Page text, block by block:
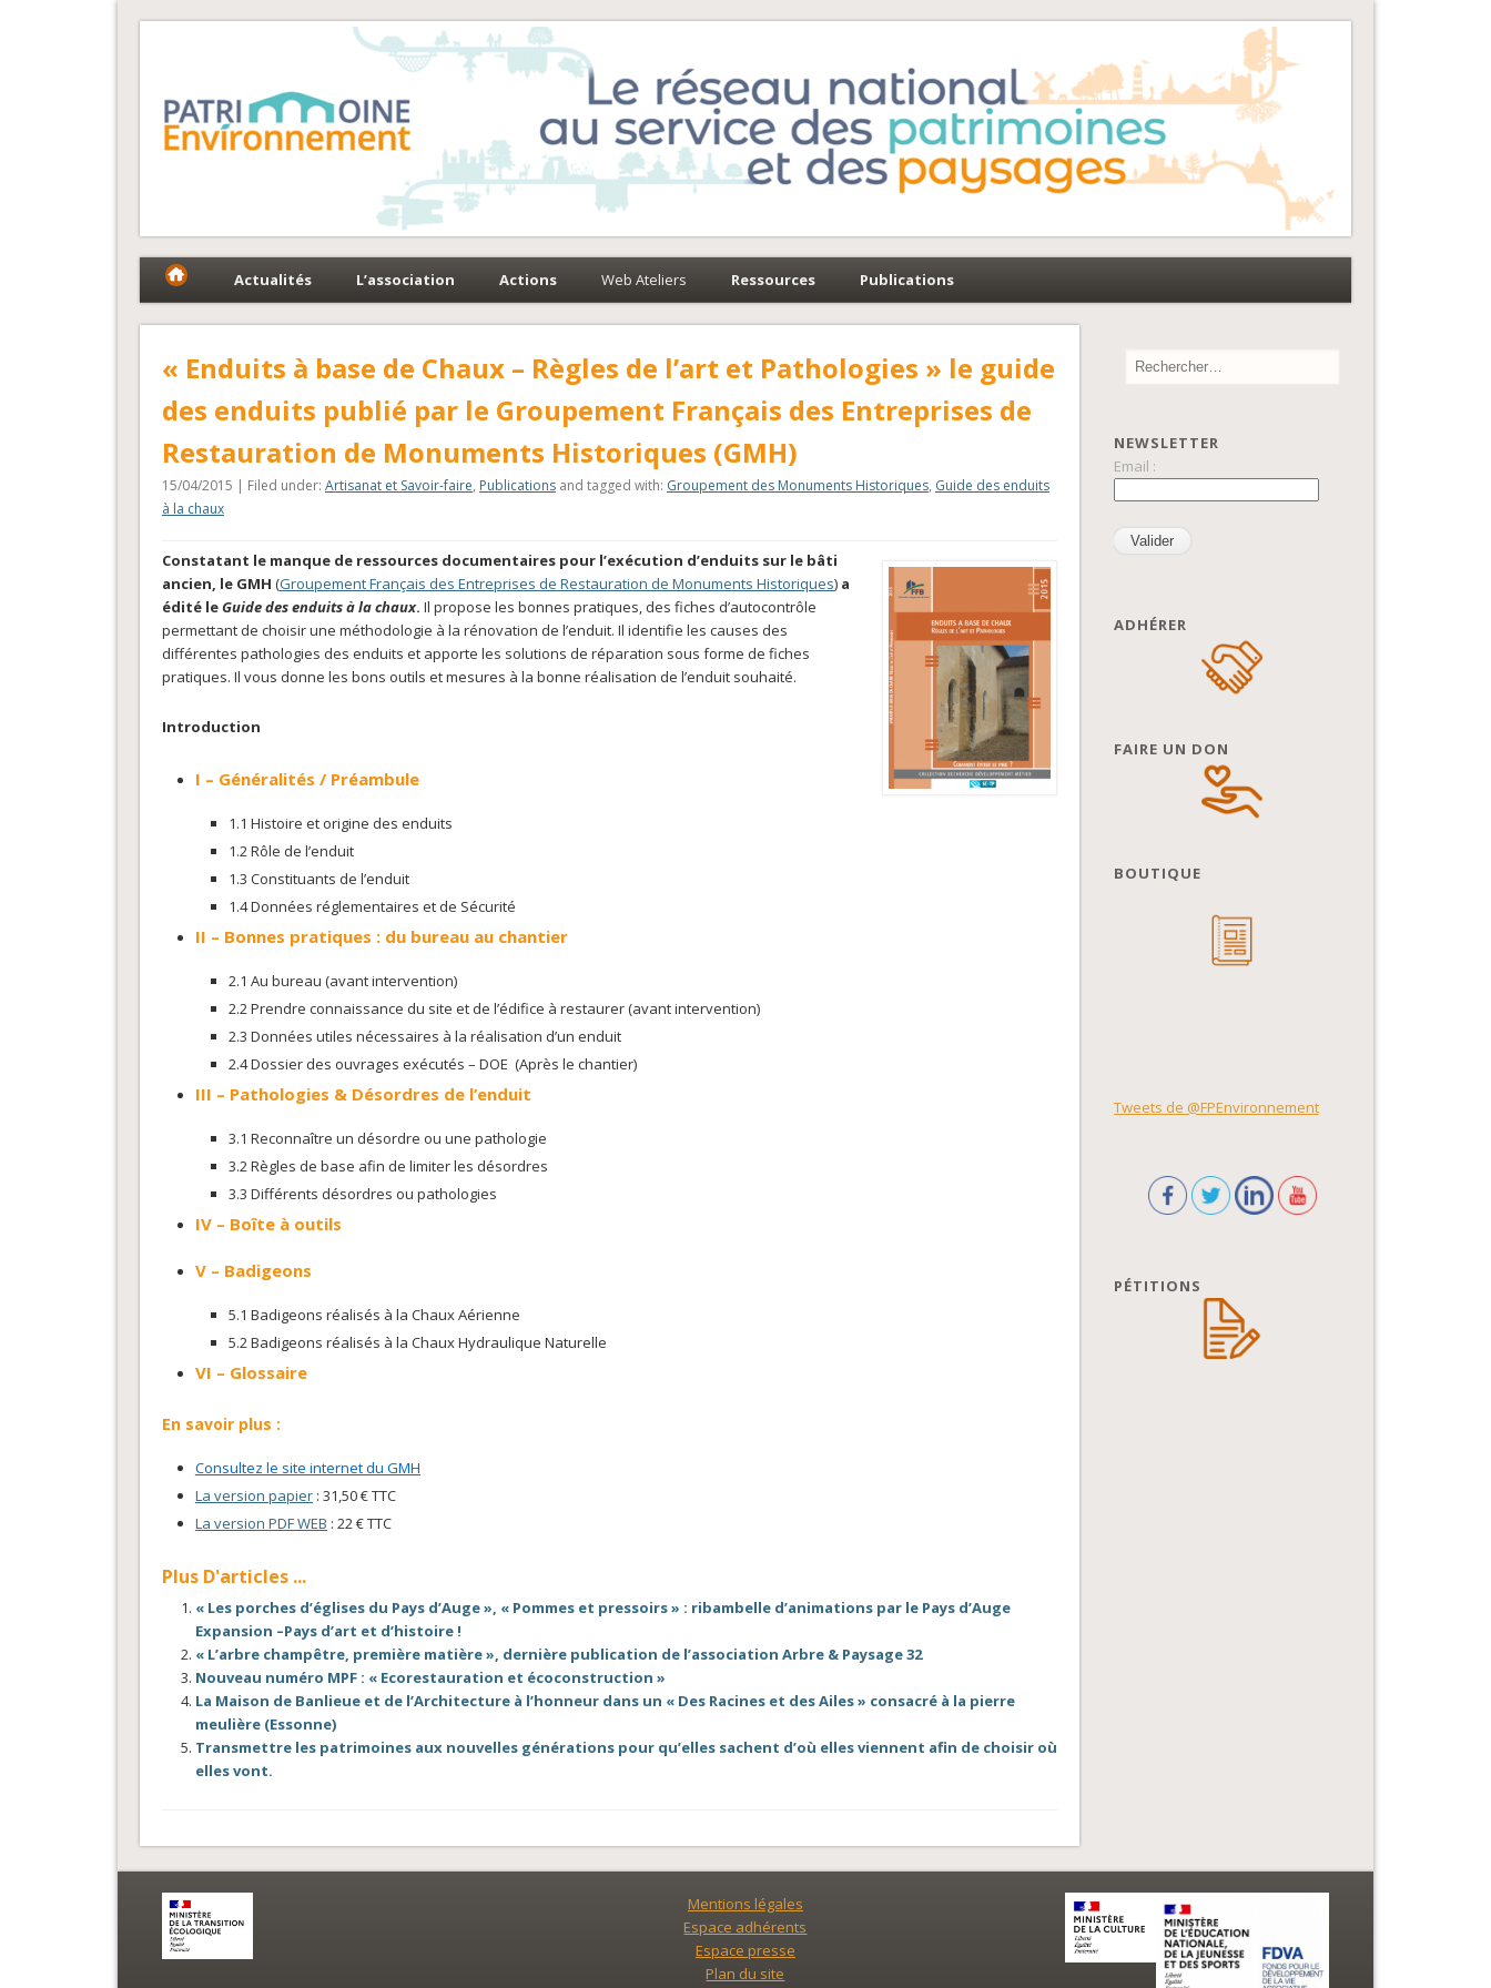
Fédération Patrimoine-Environnement
Actualités L’association Actions Web Ateliers Ressources Publications
« Enduits à base de Chaux – Règles de l’art et Pathologies » le guide
des enduits publié par le Groupement Français des Entreprises de
Restauration de Monuments Historiques (GMH)
15/04/2015 | Filed under: Artisanat et Savoir-faire, Publicationsand tagged with: Groupement des Monuments Historiques, Guide des enduits
à la chaux
Constatant le manque de ressources documentaires pour l’exécution d’enduits sur le bâti
ancien, le GMH (Groupement Français des Entreprises de Restauration de Monuments Historiques)a
édité leGuide des enduits à la chaux. Il propose les bonnes pratiques, des fiches d’autocontrôle
permettant de choisir une méthodologie à la rénovation de l’enduit. Il identifie les causes des
différentes pathologies des enduits et apporte les solutions de réparation sous forme de fiches
pratiques. Il vous donne les bons outils et mesures à la bonne réalisation de l’enduit souhaité.
Introduction
I – Généralités / Préambule
1.1 Histoire et origine des enduits
1.2 Rôle de l’enduit
1.3 Constituants de l’enduit
1.4 Données réglementaires et de Sécurité
II – Bonnes pratiques : du bureau au chantier
2.1 Au bureau (avant intervention)
2.2 Prendre connaissance du site et de l’édifice à restaurer (avant intervention)
2.3 Données utiles nécessaires à la réalisation d’un enduit
2.4 Dossier des ouvrages exécutés – DOE (Après le chantier)
III – Pathologies & Désordres de l’enduit
3.1 Reconnaître un désordre ou une pathologie
3.2 Règles de base afin de limiter les désordres
3.3 Différents désordres ou pathologies
IV – Boîte à outils
V – Badigeons
5.1 Badigeons réalisés à la Chaux Aérienne
5.2 Badigeons réalisés à la Chaux Hydraulique Naturelle
VI – Glossaire
En savoir plus :
Consultez le site internet du GMH
La version papier: 31,50 € TTC
La version PDF WEB : 22 € TTC
Plus D'articles ...
« Les porches d’églises du Pays d’Auge », « Pommes et pressoirs » : ribambelle d’animations par le Pays d’Auge
Expansion –Pays d’art et d’histoire !
« L’arbre champêtre, première matière », dernière publication de l’association Arbre & Paysage 32
Nouveau numéro MPF : « Ecorestauration et écoconstruction »
La Maison de Banlieue et de l’Architecture à l’honneur dans un « Des Racines et des Ailes » consacré à la pierre
meulière (Essonne)
Transmettre les patrimoines aux nouvelles générations pour qu’elles sachent d’où elles viennent afin de choisir où
elles vont.
NEWSLETTER
Email :
ADHÉRER
FAIRE UN DON
BOUTIQUE
Tweets de @FPEnvironnement
PÉTITIONS
Mentions légales
Espace adhérents
Espace presse
Plan du site